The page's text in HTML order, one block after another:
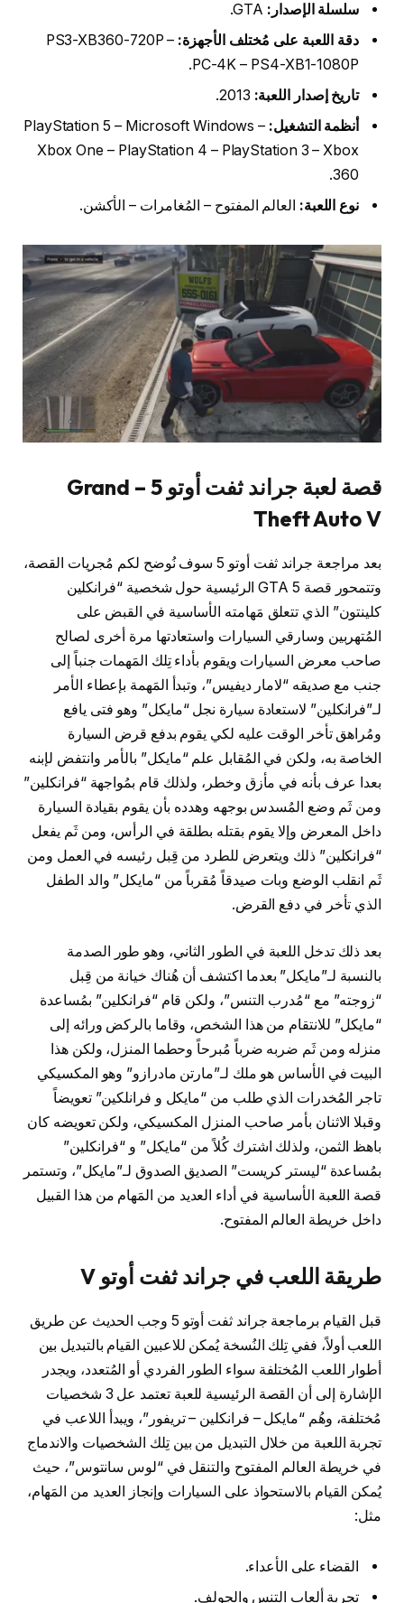
سلسلة الإصدار:
دقة اللعبة على مُختلف الأجهزة: PS3-XB360-720P –
PC-4K – PS4-XB1-1080P.
تاريخ إصدار اللعبة:
أنظمة التشغيل: PlayStation 5 – Microsoft Windows –
Xbox One – PlayStation 4 – PlayStation 3 – Xbox
360.
نوع اللعبة: العالم المفتوح – المُغامرات – الأكشن.
قصة لعبة جراند ثفت أوتو 5 – Grand
Theft Auto V
بعد مراجعة جراند ثفت أوتو 5 سوف نُوضح لكم مُجريات القصة،
وتتمحور قصة GTA 5 الرئيسية حول شخصية “فرانكلين
كلينتون” الذي تتعلق مَهامته الأساسية في القبض على
المُتهربين وسارقي السيارات واستعادتها مرة أخرى لصالح
صاحب معرض السيارات ويقوم بأداء تِلك المَهمات جنباً إلى
جنب مع صديقه “لامار ديفيس”، وتبدأ المَهمة بإعطاء الأمر
لـ”فرانكلين” لاستعادة سيارة نجل “مايكل” وهو فتى يافع
ومُراهق تأخر الوقت عليه لكي يقوم بدفع قرض السيارة
الخاصة به، ولكن في المُقابل علم “مايكل” بالأمر وانتفض لإبنه
بعدا عرف بأنه في مأزق وخطر، ولذلك قام بمُواجهة “فرانكلين”
ومن ثَم وضع المُسدس بوجهه وهدده بأن يقوم بقيادة السيارة
داخل المعرض وإلا يقوم بقتله بطلقة في الرأس، ومن ثَم يفعل
“فرانكلين” ذلك ويتعرض للطرد من قِبل رئيسه في العمل ومن
ثَم انقلب الوضع وبات صيدقاً مُقرباً من “مايكل” والد الطفل
الذي تأخر في دفع القرض.
بعد ذلك تدخل اللعبة في الطور الثاني، وهو طور الصدمة
بالنسبة لـ”مايكل” بعدما اكتشف أن هُناك خيانة من قِبل
“زوجته” مع “مُدرب التنس”، ولكن قام “فرانكلين” بمُساعدة
“مايكل” للانتقام من هذا الشخص، وقاما بالركض ورائه إلى
منزله ومن ثَم ضربه ضرباً مُبرحاً وحطما المنزل، ولكن هذا
البيت في الأساس هو ملك لـ”مارتن مادرازو” وهو المكسيكي
تاجر المُخدرات الذي طلب من “مايكل و فرانلكين” تعويضاً
وقبلا الاثنان بأمر صاحب المنزل المكسيكي، ولكن تعويضه كان
باهظ الثمن، ولذلك اشترك كُلاً من “مايكل” و “فرانكلين”
بمُساعدة “ليستر كريست” الصديق الصدوق لـ”مايكل”، وتستمر
قصة اللعبة الأساسية في أداء العديد من المَهام من هذا القبيل
داخل خريطة العالم المفتوح.
طريقة اللعب في جراند ثفت أوتو V
قبل القيام برماجعة جراند ثفت أوتو 5 وجب الحديث عن طريق
اللعب أولاً، ففي تِلك النُسخة يُمكن للاعبين القيام بالتبديل بين
أطوار اللعب المُختلفة سواء الطور الفردي أو المُتعدد، ويجدر
الإشارة إلى أن القصة الرئيسية للعبة تعتمد عل 3 شخصيات
مُختلفة، وهُم “مايكل – فرانكلين – تريفور”، ويبدأ اللاعب في
تجربة اللعبة من خلال التبديل من بين تِلك الشخصيات والاندماج
في خريطة العالم المفتوح والتنقل في “لوس سانتوس”، حيث
يُمكن القيام بالاستحواذ على السيارات وإنجاز العديد من المَهام،
مثل:
القضاء على الأعداء.
تجربة ألعاب التنس والجولف.